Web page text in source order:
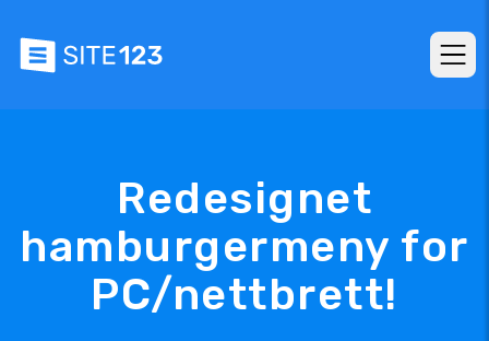
Redesignet
hamburgermeny for
PC/nettbrett!